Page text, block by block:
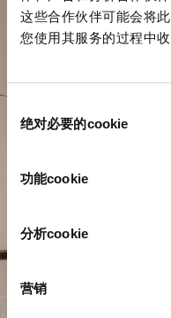
这些合作伙伴可能会将
您使用其服务的过程中
绝对必要的cookie
功能cookie
分析cookie
营销